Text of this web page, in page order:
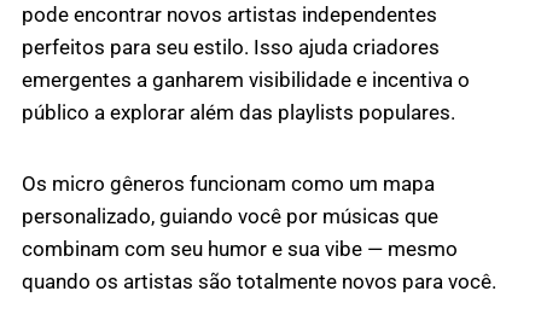
pode encontrar novos artistas independentes
perfeitos para seu estilo. Isso ajuda criadores
emergentes a ganharem visibilidade e incentiva o
público a explorar além das playlists populares.
Os micro gêneros funcionam como um mapa
personalizado, guiando você por músicas que
combinam com seu humor e sua vibe — mesmo
quando os artistas são totalmente novos para você.